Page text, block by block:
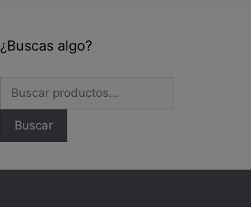
¿Buscas algo?
Buscar
Buscar